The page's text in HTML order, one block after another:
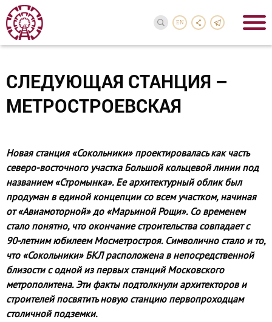
EN
СЛЕДУЮЩАЯ СТАНЦИЯ –
МЕТРОСТРОЕВСКАЯ
Новая станция «Сокольники» проектировалась как часть
северо-восточного участка Большой кольцевой линии под
назва­нием «Стромынка». Ее архитектурный облик был
продуман в единой концепции со всем участком, начиная
от «Авиамоторной» до «Марьиной Рощи». Со временем
стало понятно, что окончание строительства совпадает с
90-летним юбилеем Мосметростроя. Символично стало и то,
что «Сокольники» БКЛ расположена в непосредственной
близости с одной из первых станций Московского
метрополитена. Эти факты подтолкнули архитекторов и
строителей посвятить новую станцию первопроходцам
столичной подземки.